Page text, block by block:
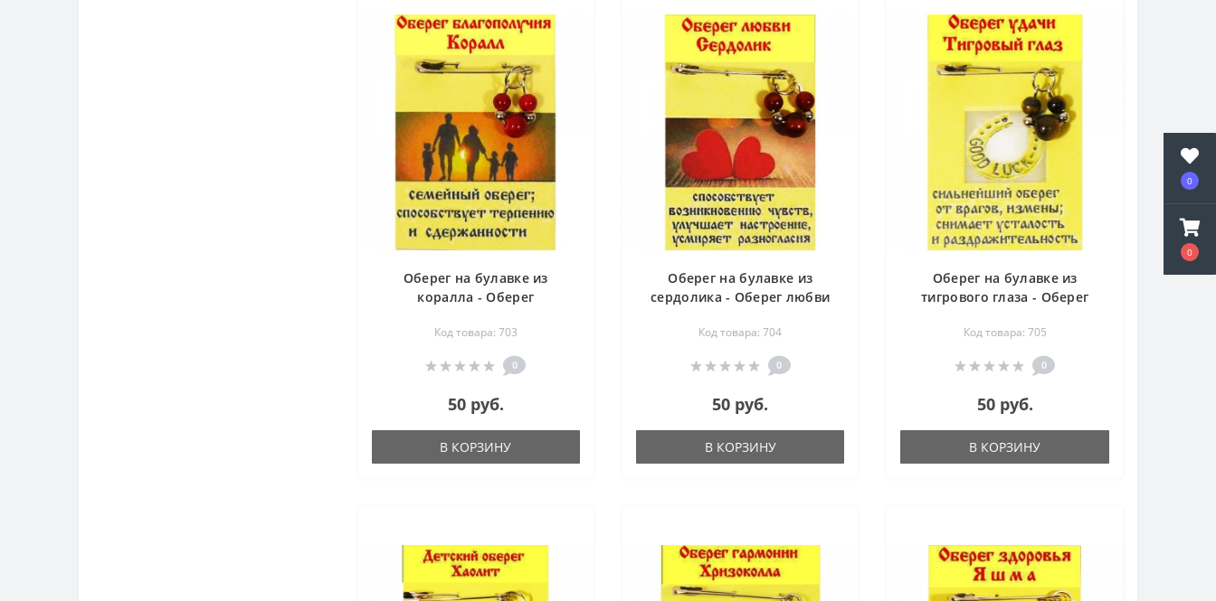
0
0
Оберег на булавке из
коралла - Оберег
Код товара: 703
0
50 руб.
В КОРЗИНУ
Оберег на булавке из
сердолика - Оберег любви
Код товара: 704
0
50 руб.
В КОРЗИНУ
Оберег на булавке из
тигрового глаза - Оберег
Код товара: 705
0
50 руб.
В КОРЗИНУ